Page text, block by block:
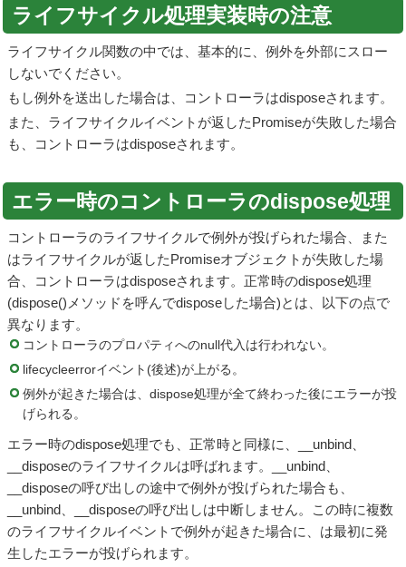
ライフサイクル処理実装時の注意
ライフサイクル関数の中では、基本的に、例外を外部にスロー
しないでください。
もし例外を送出した場合は、コントローラはdisposeされます。
また、ライフサイクルイベントが返したPromiseが失敗した場合
も、コントローラはdisposeされます。
エラー時のコントローラのdispose処理
コントローラのライフサイクルで例外が投げられた場合、また
はライフサイクルが返したPromiseオブジェクトが失敗した場
合、コントローラはdisposeされます。正常時のdispose処理
(dispose()メソッドを呼んでdisposeした場合)とは、以下の点で
異なります。
コントローラのプロパティへのnull代入は行われない。
lifecycleerrorイベント(後述)が上がる。
例外が起きた場合は、dispose処理が全て終わった後にエラーが投
げられる。
エラー時のdispose処理でも、正常時と同様に、__unbind、
__disposeのライフサイクルは呼ばれます。__unbind、
__disposeの呼び出しの途中で例外が投げられた場合も、
__unbind、__disposeの呼び出しは中断しません。この時に複数
のライフサイクルイベントで例外が起きた場合に、は最初に発
生したエラーが投げられます。